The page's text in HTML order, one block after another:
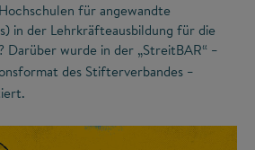
für angewandte
in der Lehrkräfteausbildung für die
Darüber wurde in der „StreitBAR“ –
des Stifterverbandes –